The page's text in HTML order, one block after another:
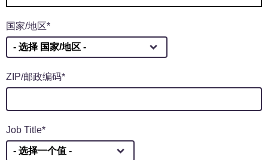
国家/地区
ZIP/邮政编码
Job Title